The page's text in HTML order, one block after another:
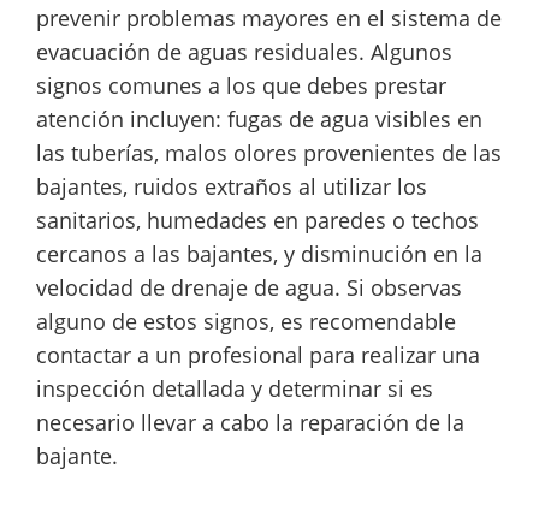
prevenir problemas mayores en el sistema de
evacuación de aguas residuales. Algunos
signos comunes a los que debes prestar
atención incluyen: fugas de agua visibles en
las tuberías, malos olores provenientes de las
bajantes, ruidos extraños al utilizar los
sanitarios, humedades en paredes o techos
cercanos a las bajantes, y disminución en la
velocidad de drenaje de agua. Si observas
alguno de estos signos, es recomendable
contactar a un profesional para realizar una
inspección detallada y determinar si es
necesario llevar a cabo la reparación de la
bajante.